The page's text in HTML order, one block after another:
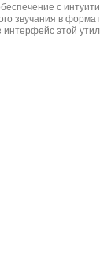
с
звучания в
этой